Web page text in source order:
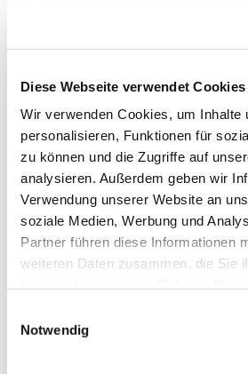
Diese Webseite verwendet Cookies
Wir verwenden Cookies, um Inhalte
personalisieren, Funktionen für
zu können und die Zugriffe auf
analysieren. Außerdem geben wir
Verwendung unserer Website an
soziale Medien, Werbung und
Partner führen diese Informationen
weiteren Daten zusammen, die Sie
Notwendig
Donnerstag, 16.
18:00 Uhr
Markus-
Bastfelder Weg 30.,
Paderborn
Pfarrer Grahl